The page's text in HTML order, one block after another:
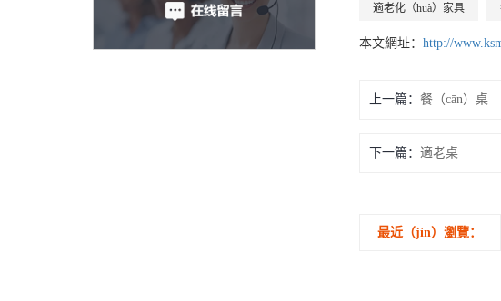
適老化（huà）家具
本文網址： http://
上一篇： 餐（cān）桌
下一篇： 適老桌
最近（jìn）瀏覽：